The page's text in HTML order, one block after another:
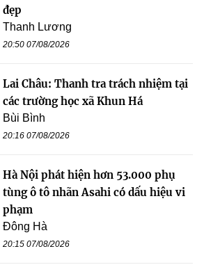
đẹp
Thanh Lương
20:50 07/08/2026
Lai Châu: Thanh tra trách nhiệm tại
các trường học xã Khun Há
Bùi Bình
20:16 07/08/2026
Hà Nội phát hiện hơn 53.000 phụ
tùng ô tô nhãn Asahi có dấu hiệu vi
phạm
Đông Hà
20:15 07/08/2026